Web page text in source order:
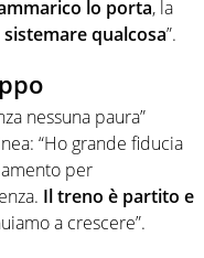
lo porta, la
sistemare qualcosa”.
nessuna paura”
“Ho grande fiducia
per
Il treno è partito e
a crescere”.